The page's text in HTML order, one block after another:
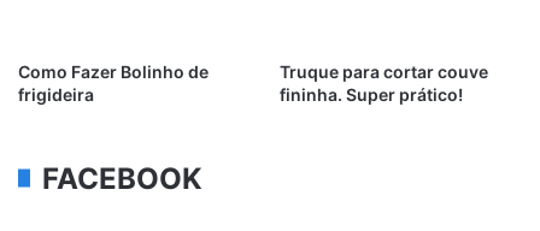
Como Fazer Bolinho de
frigideira
Truque para cortar couve
fininha. Super prático!
FACEBOOK